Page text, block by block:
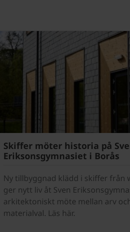
Skiffer möter historia på
Eriksonsgymnasiet i Borås
Ny tillbyggnad klädd i skiffer från
ger nytt liv åt Sven
arkitektoniskt möte mellan arv
materialval. Läs här.